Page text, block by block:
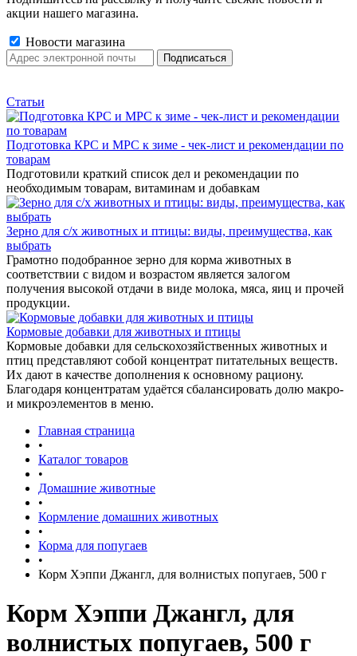
акции нашего магазина.
Новости магазина
Статьи
Подготовка КРС и МРС к зиме - чек-лист и рекомендации по
товарам
Подготовили краткий список дел и рекомендации по
необходимым товарам, витаминам и добавкам
Зерно для с/х животных и птицы: виды, преимущества, как
выбрать
Грамотно подобранное зерно для корма животных в
соответствии с видом и возрастом является залогом
получения высокой отдачи в виде молока, мяса, яиц и прочей
продукции.
Кормовые добавки для животных и птицы
Кормовые добавки для сельскохозяйственных животных и
птиц представляют собой концентрат питательных веществ.
Их дают в качестве дополнения к основному рациону.
Благодаря концентратам удаётся сбалансировать долю макро-
и микроэлементов в меню.
Главная страница
•
Каталог товаров
•
Домашние животные
•
Кормление домашних животных
•
Корма для попугаев
•
Корм Хэппи Джангл, для волнистых попугаев, 500 г
Корм Хэппи Джангл, для
волнистых попугаев, 500 г